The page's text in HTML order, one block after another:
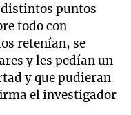
puntos
todo con
retenían, se
y les pedían un
y que pudieran
el investigador